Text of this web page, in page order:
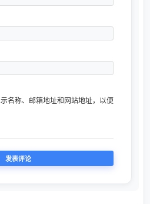
名称、邮箱地址和网站地址，以便